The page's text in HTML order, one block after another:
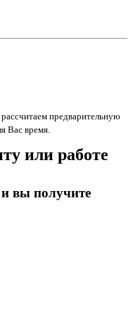
предварительную
Вас время.
или работе
и вы получите